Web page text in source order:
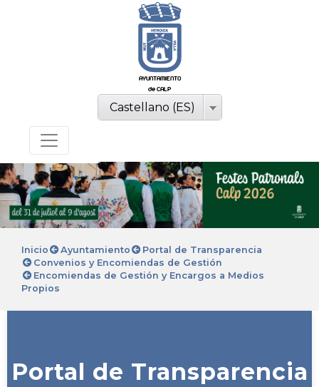
AYUNTAMIENTO
de CALP
Castellano (ES)
Inicio Ayuntamiento
Portal de Transparencia
Convenios y Encomiendas de Gestión
Encomiendas de Gestión y Encargos a Medios
Propios
Portal de Transparencia